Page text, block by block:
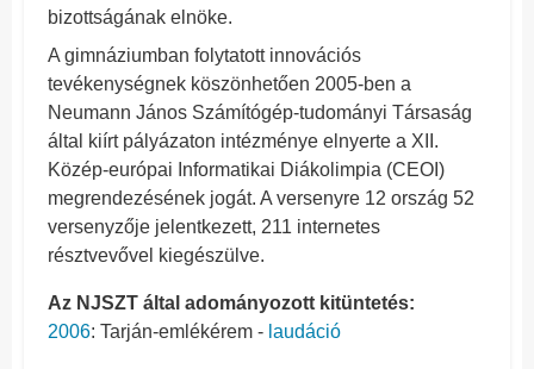
bizottságának elnöke.
A gimnáziumban folytatott innovációs
tevékenységnek köszönhetően 2005-ben a
Neumann János Számítógép-tudományi Társaság
által kiírt pályázaton intézménye elnyerte a XII.
Közép-európai Informatikai Diákolimpia (CEOI)
megrendezésének jogát. A versenyre 12 ország 52
versenyzője jelentkezett, 211 internetes
résztvevővel kiegészülve.
Az NJSZT által adományozott kitüntetés:
2006: Tarján-emlékérem - laudáció